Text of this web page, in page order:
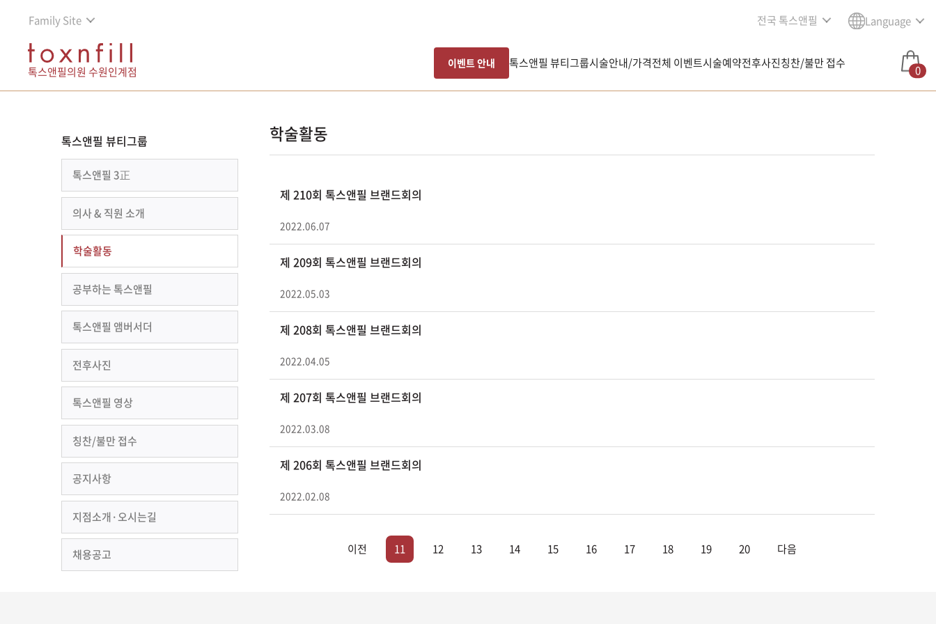
Family Site 전국 톡스앤필 Language
톡스앤필의원 수원인계점
이벤트 안내 톡스앤필 뷰티그룹시술안내/가격전체 이벤트시술예약전후사진칭찬/불만 접수 0
톡스앤필 뷰티그룹
톡스앤필 3正
의사 & 직원 소개
학술활동
공부하는 톡스앤필
톡스앤필 앰버서더
전후사진
톡스앤필 영상
칭찬/불만 접수
공지사항
지점소개·오시는길
채용공고
학술활동
제 210회 톡스앤필 브랜드회의
2022.06.07
제 209회 톡스앤필 브랜드회의
2022.05.03
제 208회 톡스앤필 브랜드회의
2022.04.05
제 207회 톡스앤필 브랜드회의
2022.03.08
제 206회 톡스앤필 브랜드회의
2022.02.08
이전 11 12 13 14 15 16 17 18 19 20 다음